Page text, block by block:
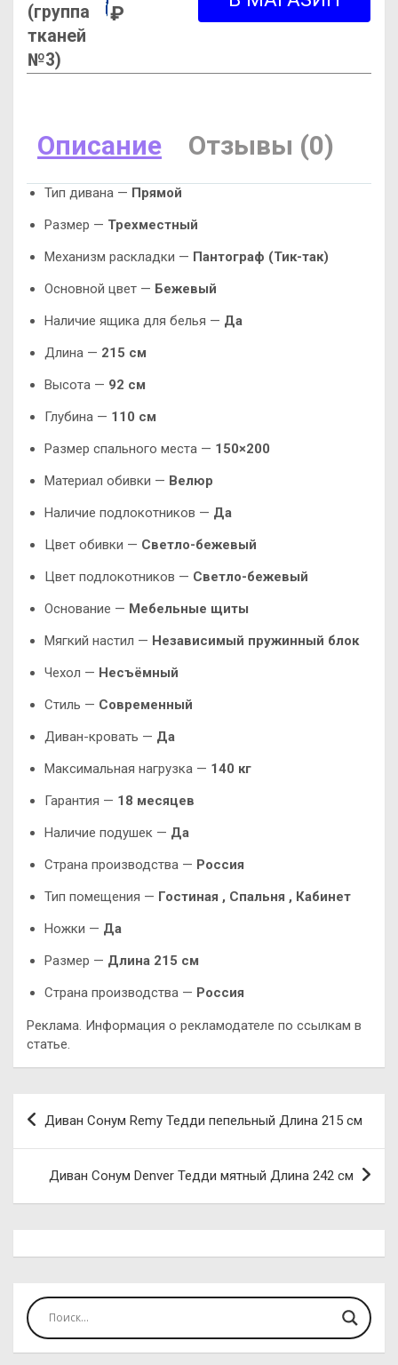
(группа
тканей
№3)
₽
Описание Отзывы (0)
Тип дивана — Прямой
Размер — Трехместный
Механизм раскладки — Пантограф (Тик-так)
Основной цвет — Бежевый
Наличие ящика для белья — Да
Длина — 215 см
Высота — 92 см
Глубина — 110 см
Размер спального места — 150×200
Материал обивки — Велюр
Наличие подлокотников — Да
Цвет обивки — Светло-бежевый
Цвет подлокотников — Светло-бежевый
Основание — Мебельные щиты
Мягкий настил — Независимый пружинный блок
Чехол — Несъёмный
Стиль — Современный
Диван-кровать — Да
Максимальная нагрузка — 140 кг
Гарантия — 18 месяцев
Наличие подушек — Да
Страна производства — Россия
Тип помещения — Гостиная , Спальня , Кабинет
Ножки — Да
Размер — Длина 215 см
Страна производства — Россия
Реклама. Информация о рекламодателе по ссылкам в
статье.
Навигация
по
Диван Сонум Remy Тедди пепельный Длина 215 см
Диван Сонум Denver Тедди мятный Длина 242 см